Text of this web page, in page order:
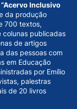
“Acervo Inclusivo
da produção
700 textos,
colunas publicadas
de artigos
das pessoas com
em Educação
por Emílio
palestras
de 20 livros